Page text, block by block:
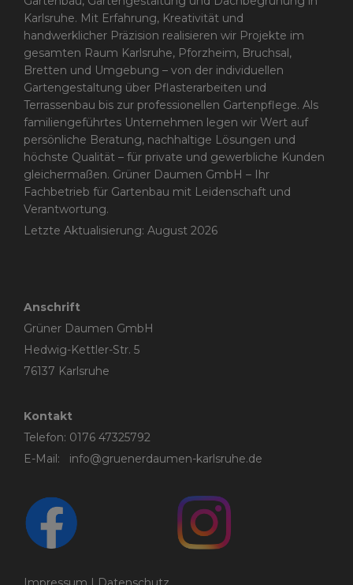
Karlsruhe. Mit Erfahrung, Kreativität und
handwerklicher Präzision realisieren wir Projekte im
gesamten Raum Karlsruhe, Pforzheim, Bruchsal,
Bretten und Umgebung – von der individuellen
Gartengestaltung über Pflasterarbeiten und
Terrassenbau bis zur professionellen Gartenpflege. Als
familiengeführtes Unternehmen legen wir Wert auf
persönliche Beratung, nachhaltige Lösungen und
höchste Qualität – für private und gewerbliche Kunden
gleichermaßen. Grüner Daumen GmbH – Ihr
Fachbetrieb für Gartenbau mit Leidenschaft und
Verantwortung.
Letzte Aktualisierung: August 2026
Anschrift
Grüner Daumen GmbH
Hedwig-Kettler-Str. 5
76137 Karlsruhe
Kontakt
Telefon: 0176 47325792
E-Mail: info@gruenerdaumen-karlsruhe.de